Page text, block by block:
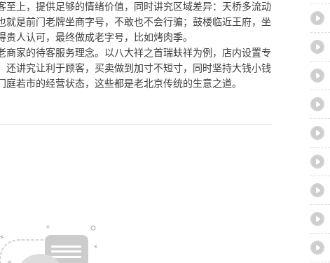
至上，提供足够的情绪价值，同时讲究区域差异：天桥多流动
是前门老牌坐商字号，不敢也不会行骗；鼓楼临近王府，坐
人认可，最终做成老字号，比如烤肉季。
家的待客服务理念。以八大祥之首瑞蚨祥为例，店内设置专
还讲究让利于顾客，买卖做到加寸不短寸，同时坚持大钱小钱
若市的经营状态，这些都是老北京传统的生意之道。